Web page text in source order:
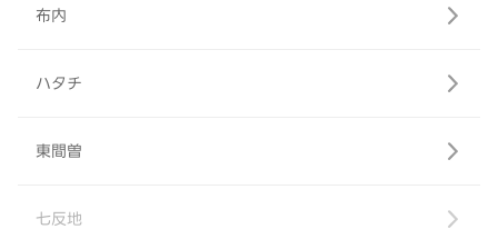
布内
ハタチ
東間曽
七反地